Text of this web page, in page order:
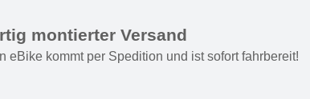
montierter Versand
eBike kommt per Spedition und ist sofort fahrbereit!